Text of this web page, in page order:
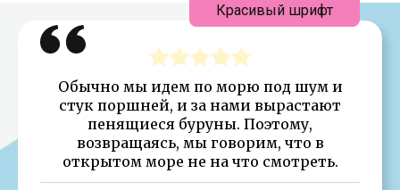
Обычно мы идем по морю под шум и
стук поршней, и за нами вырастают
пенящиеся буруны. Поэтому,
возвращаясь, мы говорим, что в
открытом море не на что смотреть.
Красивый шрифт